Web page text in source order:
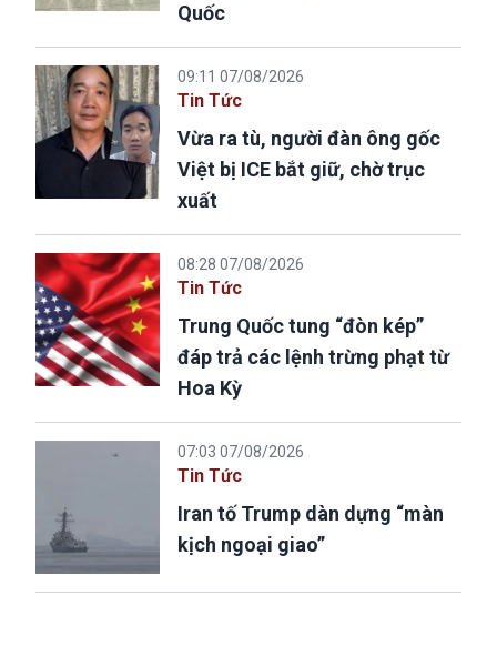
Quốc
09:11 07/08/2026
Tin Tức
Vừa ra tù, người đàn ông gốc
Việt bị ICE bắt giữ, chờ trục
xuất
08:28 07/08/2026
Tin Tức
Trung Quốc tung “đòn kép”
đáp trả các lệnh trừng phạt từ
Hoa Kỳ
07:03 07/08/2026
Tin Tức
Iran tố Trump dàn dựng “màn
kịch ngoại giao”